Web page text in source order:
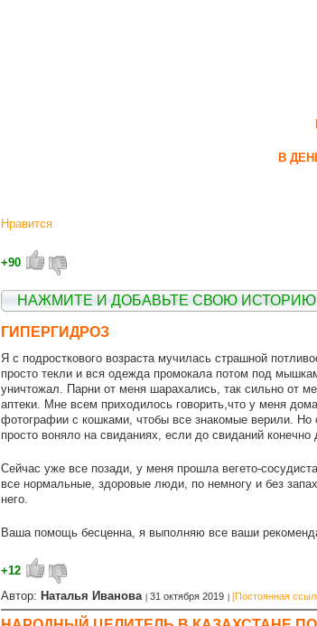
В
Нравится
+90
НАЖМИТЕ И ДОБАВЬТЕ СВОЮ ИСТОРИЮ
ГИПЕРГИДРОЗ
Я с подросткового возраста мучилась страшной
просто текли и вся одежда промокала потом под
уничтожал. Парни от меня шарахались, так сильно от
аптеки. Мне всем приходилось говорить,что у меня
фотографии с кошками, чтобы все знакомые верили. Но
просто воняло на свиданиях, если до свиданий конечно
Сейчас уже все позади, у меня прошла вегето-
все нормальные, здоровые люди, по немногу и без
него.
Ваша помощь бесценна, я выполняю все ваши
+12
Автор: Наталья Иванова 31 октября 2019 [Постоянная